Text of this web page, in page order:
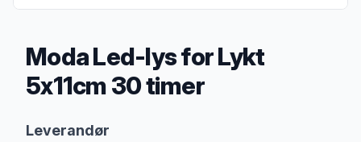
Moda Led-lys for Lykt
5x11cm 30 timer
Leverandør